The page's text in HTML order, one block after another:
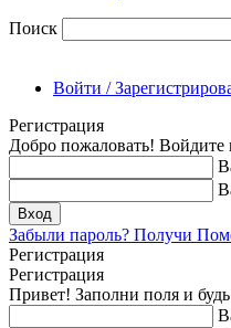
Поиск
Войти /
Регистрация
Добро пожаловать! Войдите
Забыли пароль? Получи
Регистрация
Регистрация
Привет! Заполни поля и